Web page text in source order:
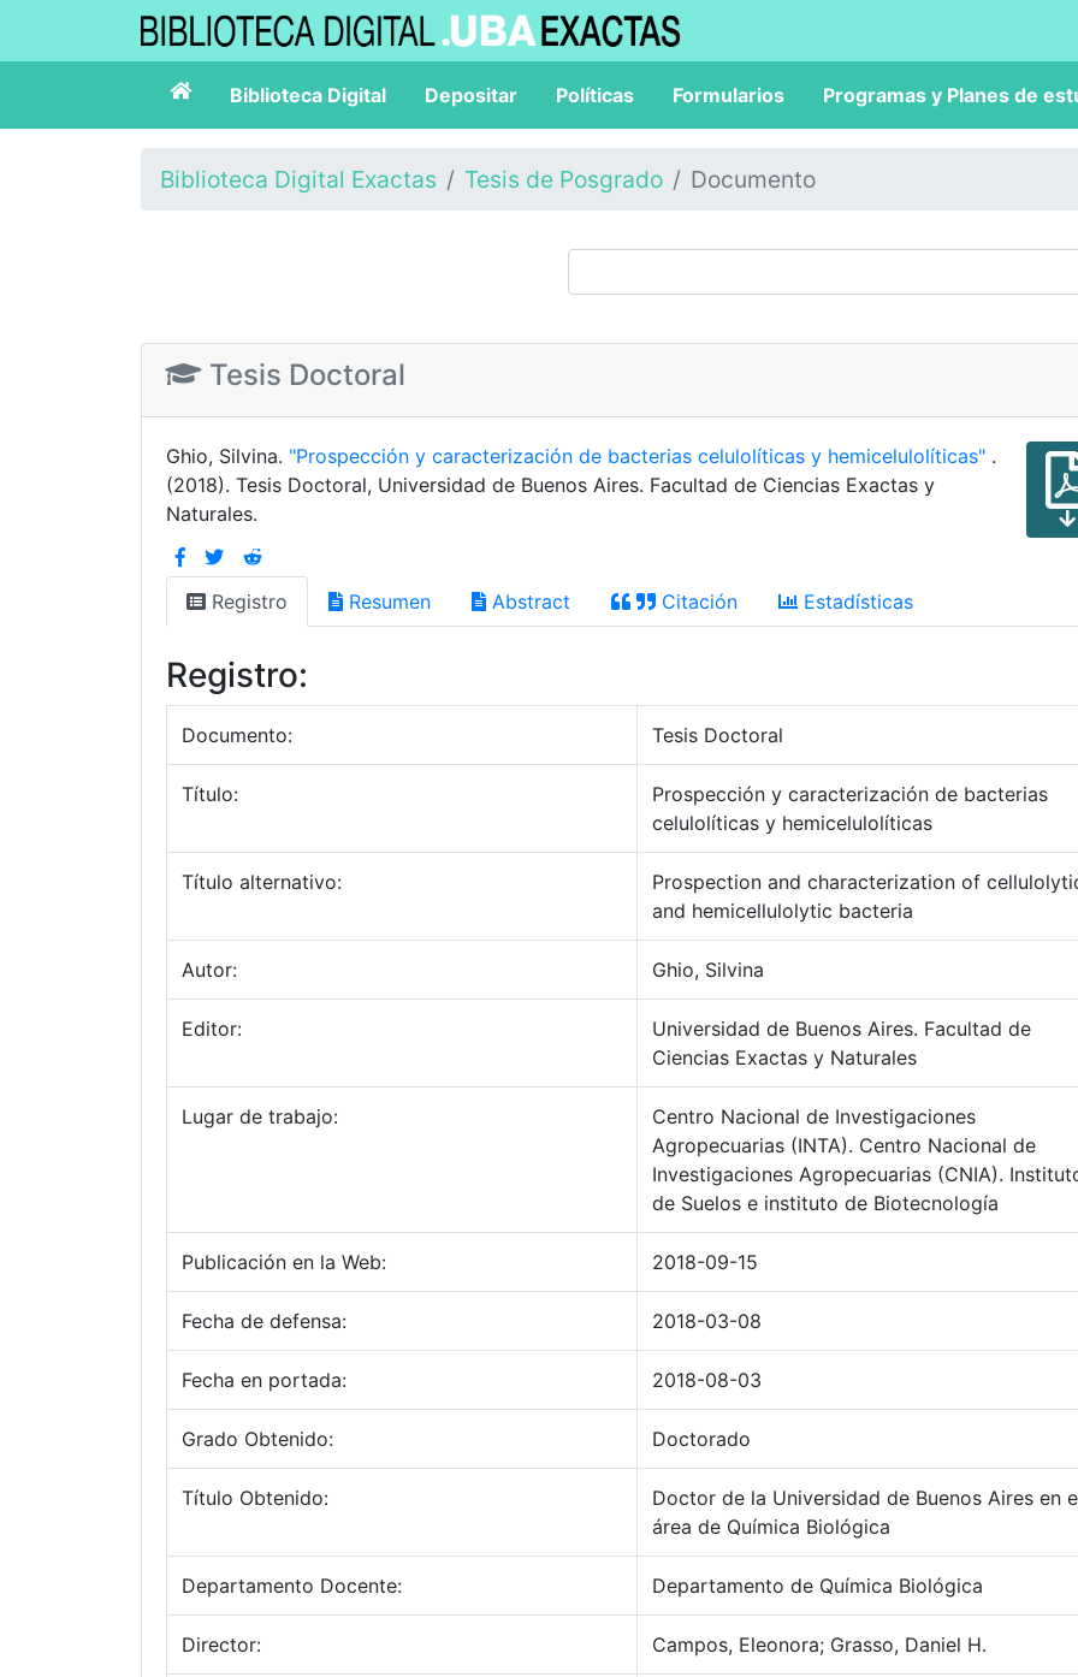
Biblioteca Digital Depositar Políticas Formularios Programas y Planes de
Biblioteca Digital Exactas Tesis de Posgrado Documento
Tesis Doctoral
Ghio, Silvina. "Prospección y caracterización de bacterias celulolíticas y hemicelulolíticas" .
(2018). Tesis Doctoral, Universidad de Buenos Aires. Facultad de Ciencias Exactas y
Naturales.
Registro Resumen Abstract Citación Estadísticas
Registro:
Documento: Tesis Doctoral
Título:
Prospección y caracterización de bacterias
celulolíticas y hemicelulolíticas
Título alternativo:
Prospection and characterization of
and hemicellulolytic bacteria
Autor: Ghio, Silvina
Editor:
Universidad de Buenos Aires. Facultad de
Ciencias Exactas y Naturales
Lugar de trabajo:
Centro Nacional de Investigaciones
Agropecuarias (INTA). Centro Nacional de
Investigaciones Agropecuarias (CNIA).
de Suelos e instituto de Biotecnología
Publicación en la Web: 2018-09-15
Fecha de defensa: 2018-03-08
Fecha en portada: 2018-08-03
Grado Obtenido: Doctorado
Título Obtenido:
Doctor de la Universidad de Buenos Aires en
área de Química Biológica
Departamento Docente: Departamento de Química Biológica
Director: Campos, Eleonora; Grasso, Daniel H.